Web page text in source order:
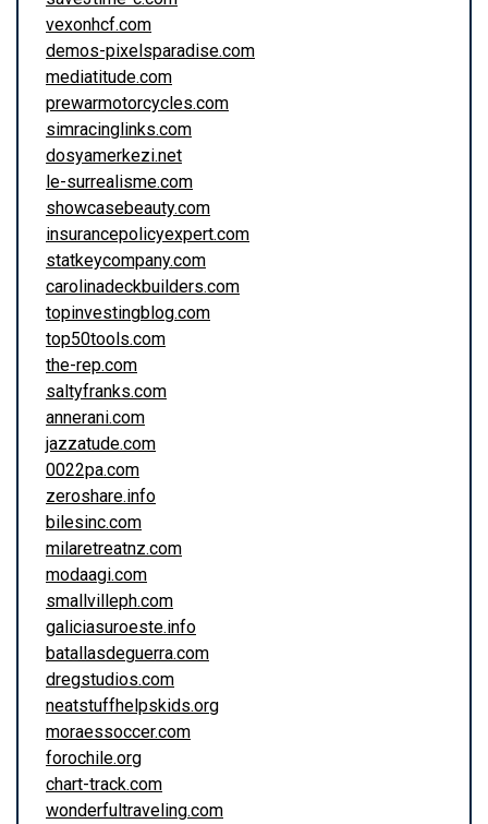
vexonhcf.com
demos-pixelsparadise.com
mediatitude.com
prewarmotorcycles.com
simracinglinks.com
dosyamerkezi.net
le-surrealisme.com
showcasebeauty.com
insurancepolicyexpert.com
statkeycompany.com
carolinadeckbuilders.com
topinvestingblog.com
top50tools.com
the-rep.com
saltyfranks.com
annerani.com
jazzatude.com
0022pa.com
zeroshare.info
bilesinc.com
milaretreatnz.com
modaagi.com
smallvilleph.com
galiciasuroeste.info
batallasdeguerra.com
dregstudios.com
neatstuffhelpskids.org
moraessoccer.com
forochile.org
chart-track.com
wonderfultraveling.com